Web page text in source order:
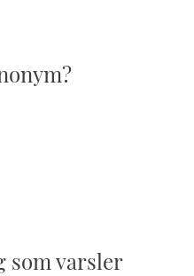
som varsler